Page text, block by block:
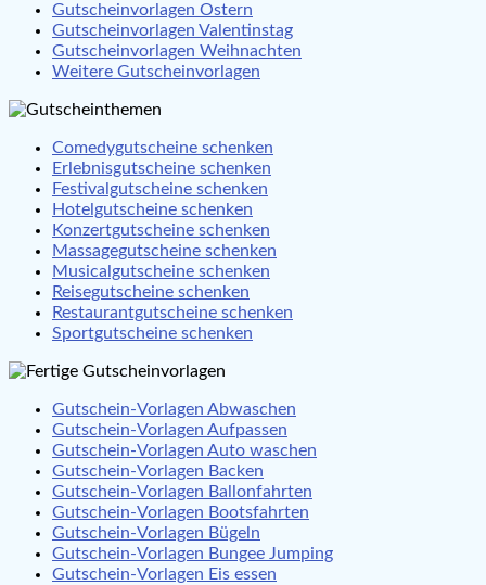
Gutscheinvorlagen Ostern
Gutscheinvorlagen Valentinstag
Gutscheinvorlagen Weihnachten
Weitere Gutscheinvorlagen
Comedygutscheine schenken
Erlebnisgutscheine schenken
Festivalgutscheine schenken
Hotelgutscheine schenken
Konzertgutscheine schenken
Massagegutscheine schenken
Musicalgutscheine schenken
Reisegutscheine schenken
Restaurantgutscheine schenken
Sportgutscheine schenken
Gutschein-Vorlagen Abwaschen
Gutschein-Vorlagen Aufpassen
Gutschein-Vorlagen Auto waschen
Gutschein-Vorlagen Backen
Gutschein-Vorlagen Ballonfahrten
Gutschein-Vorlagen Bootsfahrten
Gutschein-Vorlagen Bügeln
Gutschein-Vorlagen Bungee Jumping
Gutschein-Vorlagen Eis essen